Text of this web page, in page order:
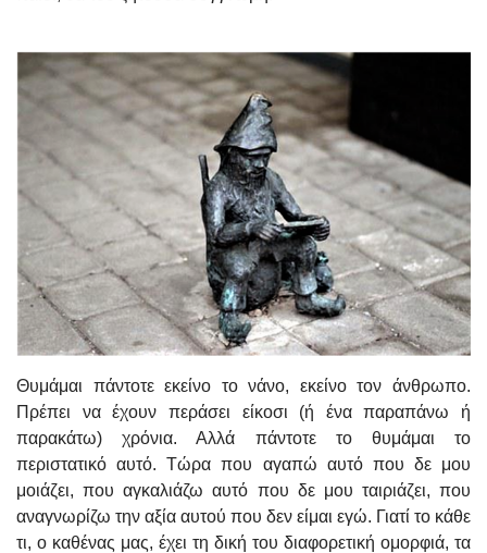
Θυμάμαι πάντοτε εκείνο το νάνο, εκείνο τον άνθρωπο.
Πρέπει να έχουν περάσει είκοσι (ή ένα παραπάνω ή
παρακάτω) χρόνια. Αλλά πάντοτε το θυμάμαι το
περιστατικό αυτό. Τώρα που αγαπώ αυτό που δε μου
μοιάζει, που αγκαλιάζω αυτό που δε μου ταιριάζει, που
αναγνωρίζω την αξία αυτού που δεν είμαι εγώ. Γιατί το κάθε
τι, ο καθένας μας, έχει τη δική του διαφορετική ομορφιά, τα